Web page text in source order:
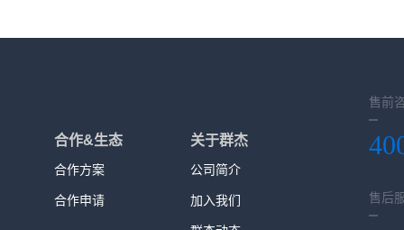
合作&生态
合作方案
合作申请
关于群杰
公司简介
加入我们
售前
售后